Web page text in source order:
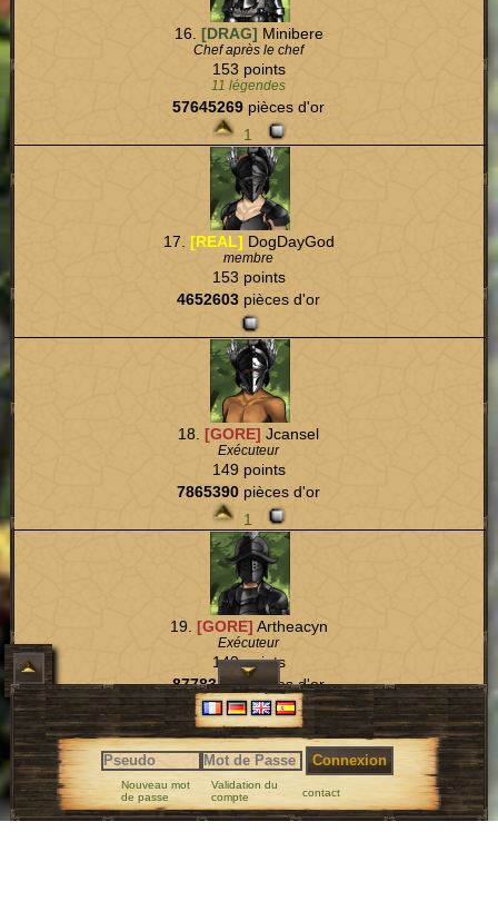
16. [DRAG] Minibere
Chef après le chef
153 points
11 légendes
57645269 pièces d'or
1
17. [REAL] DogDayGod
membre
153 points
4652603 pièces d'or
18.[GORE] Jcansel
Exécuteur
149 points
7865390 pièces d'or
1
19. [GORE] Artheacyn
Exécuteur
140 points
87783465pièces d'or
20.[ANGS] El Diablo
Connexion
Nouveau mot
de passe
Validation du
compte
contact